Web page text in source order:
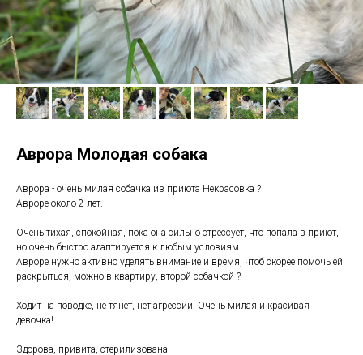
Аврора Молодая собака
Аврора - очень милая собачка из приюта Некрасовка ?
Авроре около 2 лет.
Очень тихая, спокойная, пока она сильно стрессует, что попала в приют,
но очень быстро адаптируется к любым условиям.
Авроре нужно активно уделять внимание и время, чтоб скорее помочь ей
раскрыться, можно в квартиру, второй собачкой ?
Ходит на поводке, не тянет, нет агрессии. Очень милая и красивая
девочка!
Здорова, привита, стерилизована.